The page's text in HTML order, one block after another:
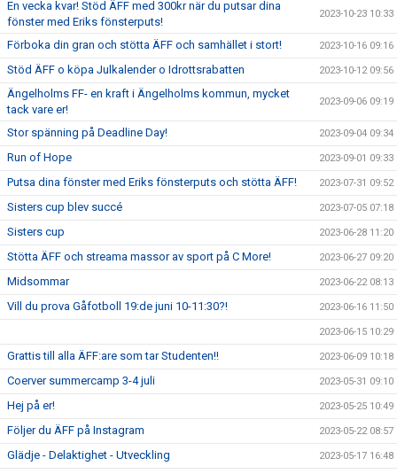
En vecka kvar! Stöd ÄFF med 300kr när du putsar dina
fönster med Eriks fönsterputs!
2023-10-23 10:33
Förboka din gran och stötta ÄFF och samhället i stort! 2023-10-16 09:16
Stöd ÄFF o köpa Julkalender o Idrottsrabatten 2023-10-12 09:56
Ängelholms FF- en kraft i Ängelholms kommun, mycket
tack vare er!
2023-09-06 09:19
Stor spänning på Deadline Day! 2023-09-04 09:34
Run of Hope 2023-09-01 09:33
Putsa dina fönster med Eriks fönsterputs och stötta ÄFF! 2023-07-31 09:52
Sisters cup blev succé 2023-07-05 07:18
Sisters cup 2023-06-28 11:20
Stötta ÄFF och streama massor av sport på C More! 2023-06-27 09:20
Midsommar 2023-06-22 08:13
Vill du prova Gåfotboll 19:de juni 10-11:30?! 2023-06-16 11:50
2023-06-15 10:29
Grattis till alla ÄFF:are som tar Studenten!! 2023-06-09 10:18
Coerver summercamp 3-4 juli 2023-05-31 09:10
Hej på er! 2023-05-25 10:49
Följer du ÄFF på Instagram 2023-05-22 08:57
Glädje - Delaktighet - Utveckling 2023-05-17 16:48